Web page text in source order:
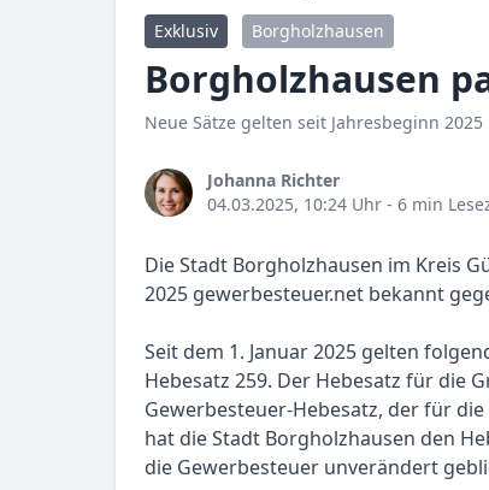
Exklusiv
Borgholzhausen
Borgholzhausen
Neue Sätze gelten seit Jahresbeginn 2025
Johanna Richter
04.03.2025, 10:24 Uhr - 6 min
Die Stadt Borgholzhausen im Kreis
2025 gewerbesteuer.net bekannt
Seit dem 1. Januar 2025 gelten
Hebesatz 259. Der Hebesatz für die
Gewerbesteuer-Hebesatz, der für
hat die Stadt Borgholzhausen den
die Gewerbesteuer unverändert